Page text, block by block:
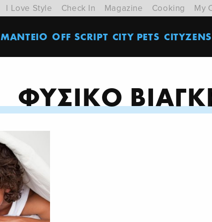
I Love Style Check In Magazine Cooking My
ΜΑΝΤΕΙΟ OFF SCRIPT CITY PETS CITYZENS
ΦΥΣΙΚΟ